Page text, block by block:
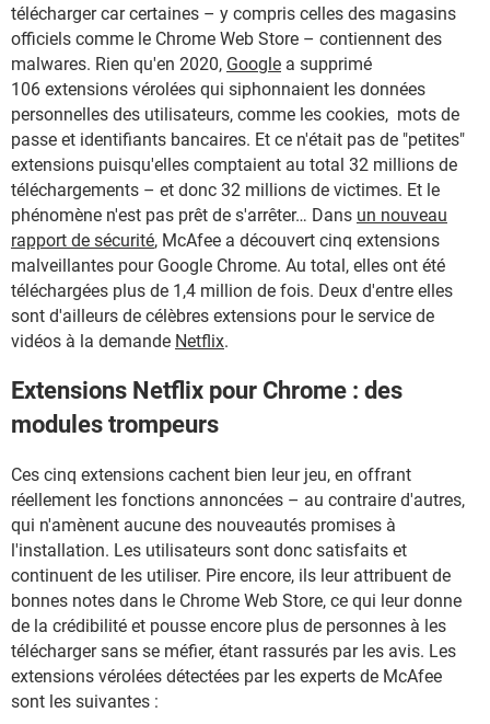
télécharger car certaines – y compris celles des magasins
officiels comme le Chrome Web Store – contiennent des
malwares. Rien qu'en 2020, Google a supprimé
106 extensions vérolées qui siphonnaient les données
personnelles des utilisateurs, comme les cookies, mots de
passe et identifiants bancaires. Et ce n'était pas de "petites"
extensions puisqu'elles comptaient au total 32 millions de
téléchargements – et donc 32 millions de victimes. Et le
phénomène n'est pas prêt de s'arrêter… Dans un nouveau
rapport de sécurité, McAfee a découvert cinq extensions
malveillantes pour Google Chrome. Au total, elles ont été
téléchargées plus de 1,4 million de fois. Deux d'entre elles
sont d'ailleurs de célèbres extensions pour le service de
vidéos à la demande Netflix.
Extensions Netflix pour Chrome : des
modules trompeurs
Ces cinq extensions cachent bien leur jeu, en offrant
réellement les fonctions annoncées – au contraire d'autres,
qui n'amènent aucune des nouveautés promises à
l'installation. Les utilisateurs sont donc satisfaits et
continuent de les utiliser. Pire encore, ils leur attribuent de
bonnes notes dans le Chrome Web Store, ce qui leur donne
de la crédibilité et pousse encore plus de personnes à les
télécharger sans se méfier, étant rassurés par les avis. Les
extensions vérolées détectées par les experts de McAfee
sont les suivantes :